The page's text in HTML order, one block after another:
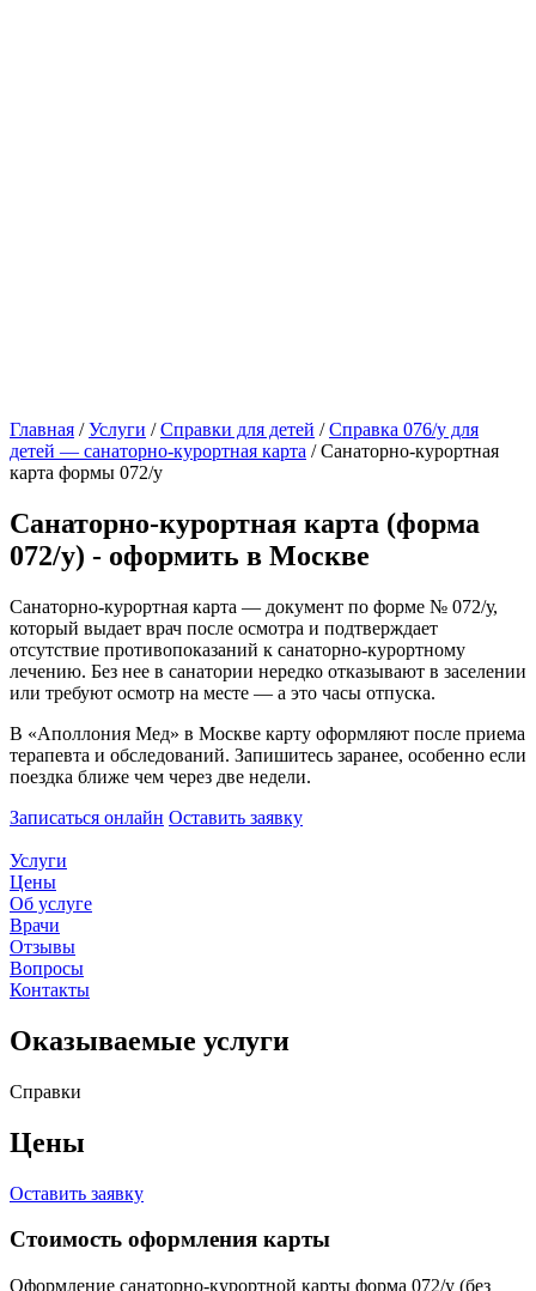
Главная /Услуги /Справки для детей /Справка 076/у для
детей — санаторно-курортная карта /Санаторно-курортная
карта формы 072/у
Санаторно-курортная карта (форма
072/у) - оформить в Москве
Санаторно-курортная карта — документ по форме № 072/у,
который выдает врач после осмотра и подтверждает
отсутствие противопоказаний к санаторно-курортному
лечению. Без нее в санатории нередко отказывают в заселении
или требуют осмотр на месте — а это часы отпуска.
В «Аполлония Мед» в Москве карту оформляют после приема
терапевта и обследований. Запишитесь заранее, особенно если
поездка ближе чем через две недели.
Записаться онлайн Оставить заявку
Услуги
Цены
Об услуге
Врачи
Отзывы
Вопросы
Контакты
Оказываемые услуги
Справки
Цены
Оставить заявку
Стоимость оформления карты
Оформление санаторно-курортной карты форма 072/у (без